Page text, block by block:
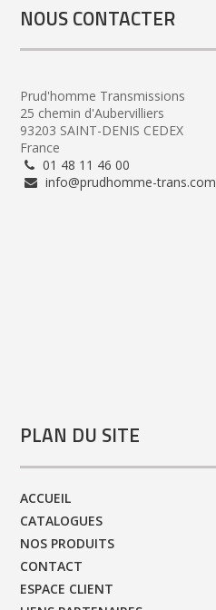
NOUS CONTACTER
Prud'homme Transmissions
25 chemin d'Aubervilliers
93203 SAINT-DENIS CEDEX
France
01 48 11 46 00
info@prudhomme-trans.com
PLAN DU SITE
ACCUEIL
CATALOGUES
NOS PRODUITS
CONTACT
ESPACE CLIENT